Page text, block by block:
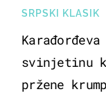
SRPSKI KLASIK
svinjetinu
pržene